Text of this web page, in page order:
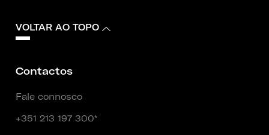
VOLTAR AO TOPO
Contactos
Fale connosco
+351 213 197 300*